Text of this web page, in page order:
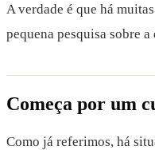
A verdade é que há
pequena pesquisa sobre
Começa por um
Como já referimos, há